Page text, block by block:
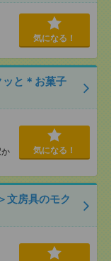
気になる！
ッと＊お菓子
か
気になる！
文房具のモク